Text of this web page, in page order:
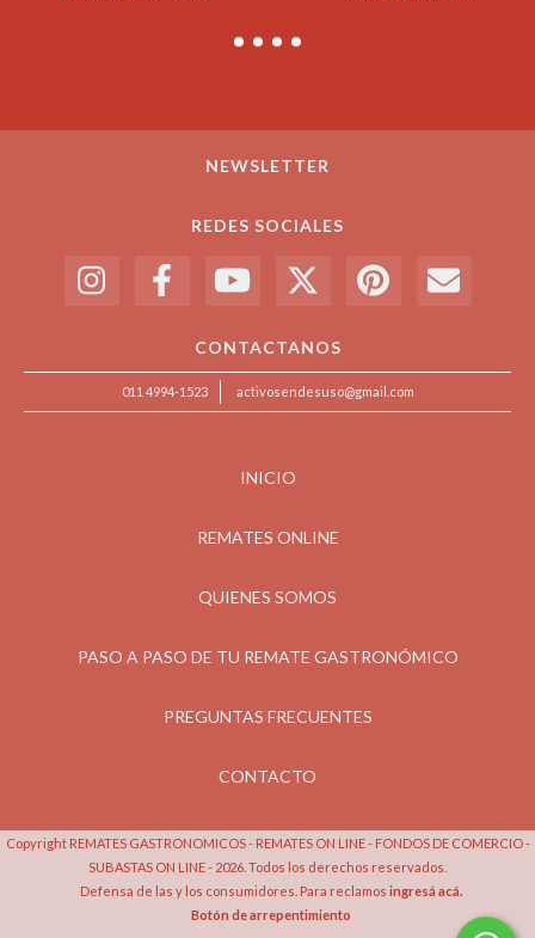
NEWSLETTER
REDES SOCIALES
CONTACTANOS
011 4994-1523 activosendesuso@gmail.com
INICIO
REMATES ONLINE
QUIENES SOMOS
PASO A PASO DE TU REMATE GASTRONÓMICO
PREGUNTAS FRECUENTES
CONTACTO
Copyright REMATES GASTRONOMICOS - REMATES ON LINE - FONDOS DE COMERCIO -
SUBASTAS ON LINE - 2026. Todos los derechos reservados.
Defensa de las y los consumidores. Para reclamos ingresá acá.
Botón de arrepentimiento